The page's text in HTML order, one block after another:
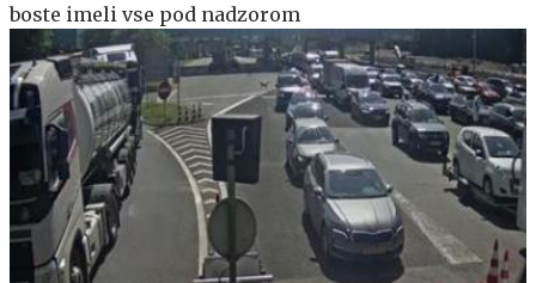
boste imeli vse pod nadzorom